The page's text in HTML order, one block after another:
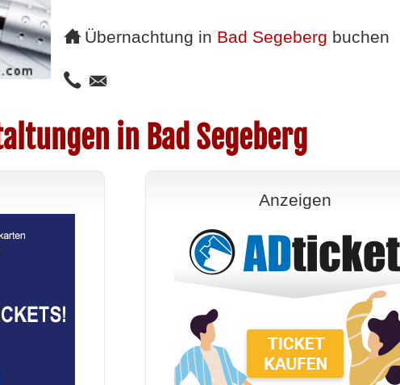
Übernachtung in Bad Segeberg buchen
in Bad Segeberg
Anzeigen